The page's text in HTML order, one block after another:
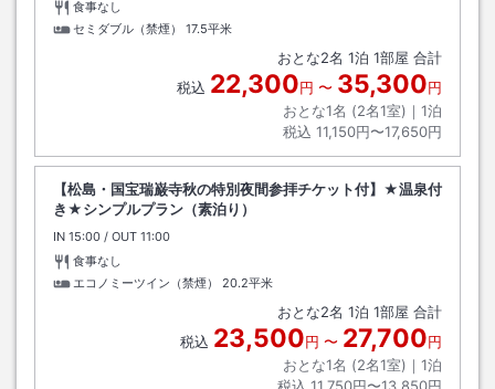
食事なし
セミダブル（禁煙）
17.5平米
おとな2名 1泊 1部屋 合計
税込 22,300円 〜 35,300円
おとな1名 (2名1室)｜ 1泊
税込 11,150円〜17,650円
【松島・国宝瑞巌寺秋の特別夜間参拝チケット付】★温泉付
き★シンプルプラン（素泊り）
IN チェックイン
15:00 / OUT チェックアウト
11:00
食事なし
エコノミーツイン（禁煙）
20.2平米
おとな2名 1泊 1部屋 合計
税込 23,500円 〜 27,700円
おとな1名 (2名1室)｜ 1泊